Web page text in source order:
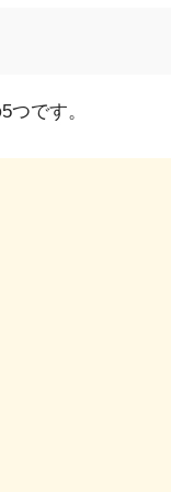
です。